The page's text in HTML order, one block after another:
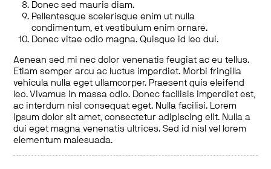
Donec sed mauris diam.
Pellentesque scelerisque enim ut nulla
condimentum, et vestibulum enim ornare.
Donec vitae odio magna. Quisque id leo dui.
Aenean sed mi nec dolor venenatis feugiat ac eu tellus.
Etiam semper arcu ac luctus imperdiet. Morbi fringilla
vehicula nulla eget ullamcorper. Praesent quis eleifend
leo. Vivamus in massa odio. Donec facilisis imperdiet est,
ac interdum nisl consequat eget. Nulla facilisi. Lorem
ipsum dolor sit amet, consectetur adipiscing elit. Nulla a
dui eget magna venenatis ultrices. Sed id nisl vel lorem
elementum malesuada.